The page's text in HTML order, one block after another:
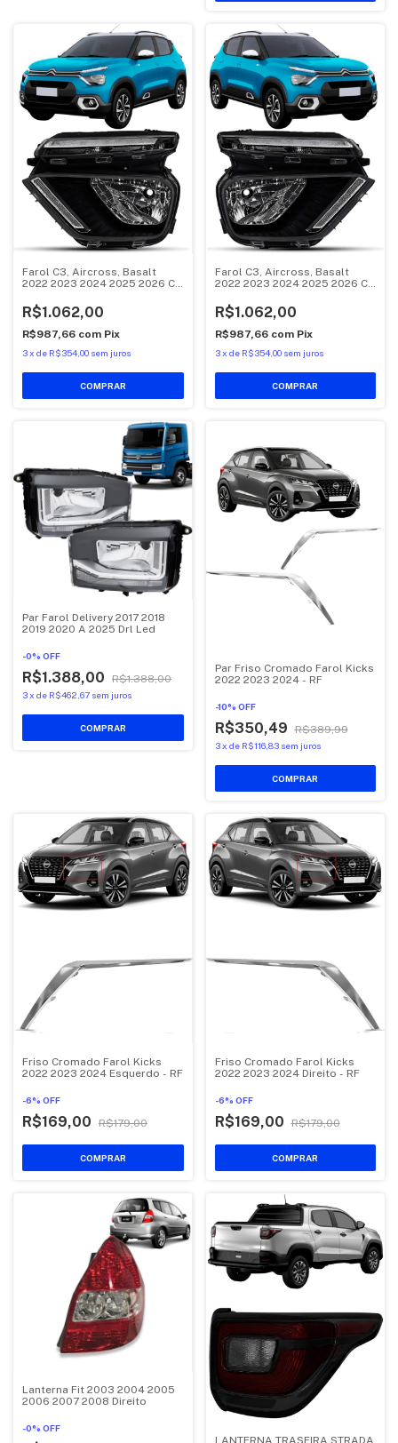
Farol C3, Aircross, Basalt
2022 2023 2024 2025 2026 C/
R$1.062,00
R$987,66 com Pix
3x de R$354,00 sem juros
Farol C3, Aircross, Basalt
2022 2023 2024 2025 2026 C/
R$1.062,00
R$987,66 com Pix
3 x de R$354,00 sem juros
Par Farol Delivery 2017 2018
2019 2020 A 2025 Drl Led
-0% OFF
R$1.388,00 R$1.388,00
3x de R$462,67 sem juros
Par Friso Cromado Farol Kicks
2022 2023 2024 - RF
-10% OFF
R$350,49 R$389,99
3 x de R$116,83 sem juros
Friso Cromado Farol Kicks
2022 2023 2024 Esquerdo - RF
-6% OFF
R$169,00 R$179,00
Friso Cromado Farol Kicks
2022 2023 2024 Direito - RF
-6% OFF
R$169,00 R$179,00
Lanterna Fit 2003 2004 2005
2006 2007 2008 Direito
-0% OFF